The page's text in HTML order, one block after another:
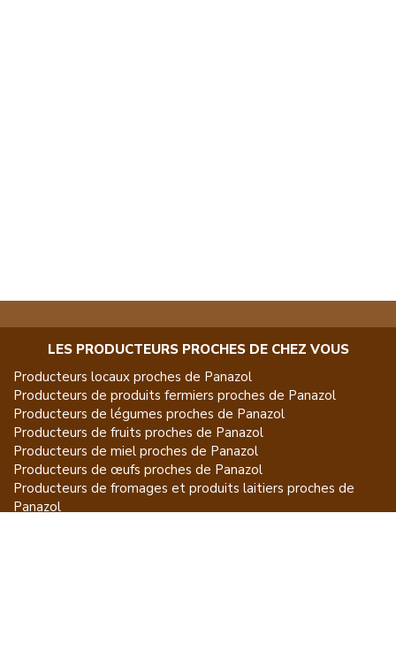
LES PRODUCTEURS PROCHES DE CHEZ VOUS
Producteurs locaux proches de Panazol
Producteurs de produits fermiers proches de Panazol
Producteurs de légumes proches de Panazol
Producteurs de fruits proches de Panazol
Producteurs de miel proches de Panazol
Producteurs de œufs proches de Panazol
Producteurs de fromages et produits laitiers proches de
Panazol